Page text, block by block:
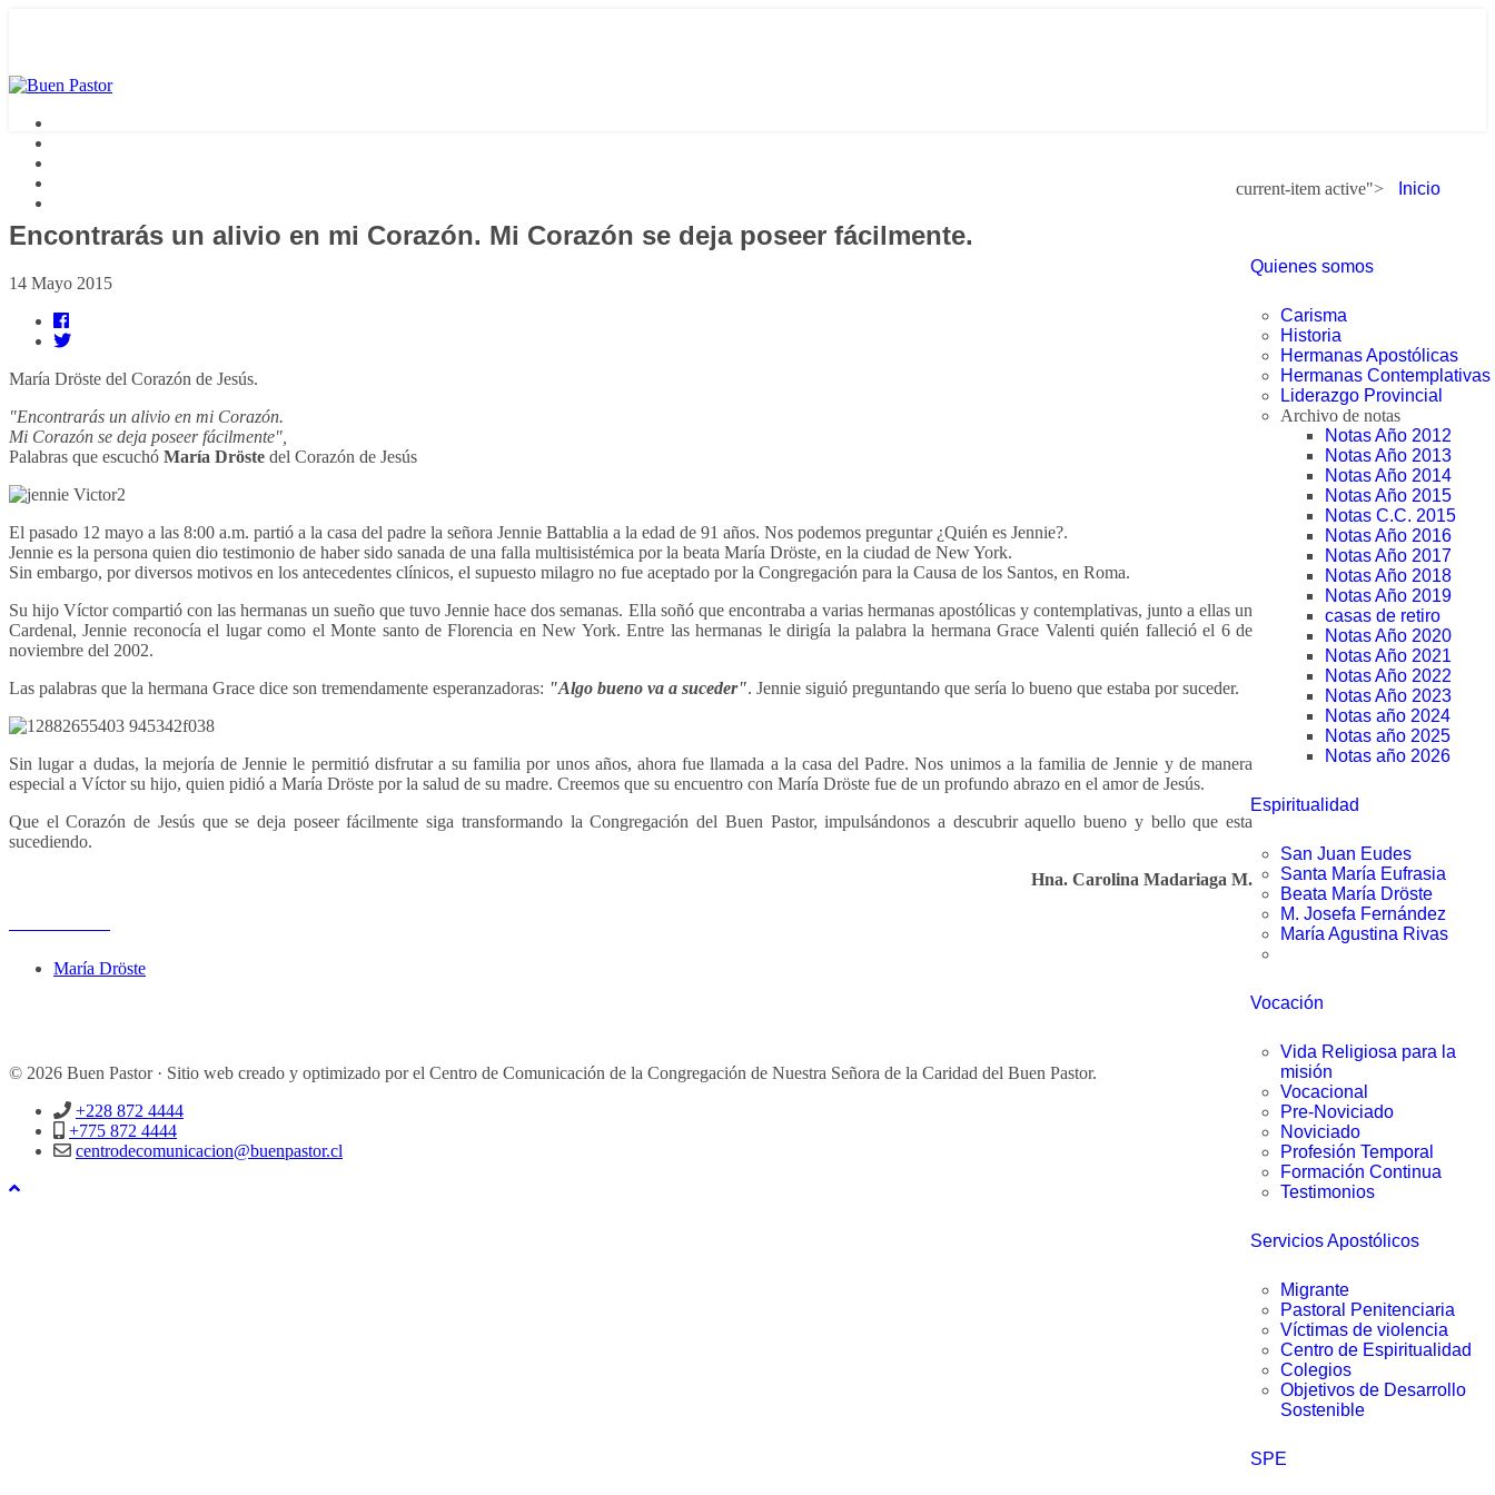
current-item active"> Inicio
Quienes somos
Carisma
Historia
Hermanas Apostólicas
Hermanas Contemplativas
Liderazgo Provincial
Archivo de notas
Notas Año 2012
Notas Año 2013
Notas Año 2014
Notas Año 2015
Notas C.C. 2015
Notas Año 2016
Notas Año 2017
Notas Año 2018
Notas Año 2019
casas de retiro
Notas Año 2020
Notas Año 2021
Notas Año 2022
Notas Año 2023
Notas año 2024
Notas año 2025
Notas año 2026
Espiritualidad
San Juan Eudes
Santa María Eufrasia
Beata María Dröste
M. Josefa Fernández
María Agustina Rivas
Vocación
Vida Religiosa para la
misión
Vocacional
Pre-Noviciado
Noviciado
Profesión Temporal
Formación Continua
Testimonios
Servicios Apostólicos
Migrante
Pastoral Penitenciaria
Víctimas de violencia
Centro de Espiritualidad
Colegios
Objetivos de Desarrollo
Sostenible
SPE
Encontrarás un alivio en mi Corazón. Mi Corazón se deja poseer fácilmente.
14 Mayo 2015
María Dröste del Corazón de Jesús.
"Encontrarás un alivio en mi Corazón.
Mi Corazón se deja poseer fácilmente",
Palabras que escuchó María Dröste del Corazón de Jesús
El pasado 12 mayo a las 8:00 a.m. partió a la casa del padre la señora Jennie Battablia a la edad de 91 años. Nos podemos preguntar ¿Quién es Jennie?.
Jennie es la persona quien dio testimonio de haber sido sanada de una falla multisistémica por la beata María Dröste, en la ciudad de New York.
Sin embargo, por diversos motivos en los antecedentes clínicos, el supuesto milagro no fue aceptado por la Congregación para la Causa de los Santos, en Roma.
Su hijo Víctor compartió con las hermanas un sueño que tuvo Jennie hace dos semanas. Ella soñó que encontraba a varias hermanas apostólicas y contemplativas, junto a ellas un
Cardenal, Jennie reconocía el lugar como el Monte santo de Florencia en New York. Entre las hermanas le dirigía la palabra la hermana Grace Valenti quién falleció el 6 de
noviembre del 2002.
Las palabras que la hermana Grace dice son tremendamente esperanzadoras: "Algo bueno va a suceder". Jennie siguió preguntando que sería lo bueno que estaba por suceder.
Sin lugar a dudas, la mejoría de Jennie le permitió disfrutar a su familia por unos años, ahora fue llamada a la casa del Padre. Nos unimos a la familia de Jennie y de manera
especial a Víctor su hijo, quien pidió a María Dröste por la salud de su madre. Creemos que su encuentro con María Dröste fue de un profundo abrazo en el amor de Jesús.
Que el Corazón de Jesús que se deja poseer fácilmente siga transformando la Congregación del Buen Pastor, impulsándonos a descubrir aquello bueno y bello que esta
sucediendo.
Hna. Carolina Madariaga M.
María Dröste
© 2026 Buen Pastor · Sitio web creado y optimizado por el Centro de Comunicación de la Congregación de Nuestra Señora de la Caridad del Buen Pastor.
+228 872 4444
+775 872 4444
centrodecomunicacion@buenpastor.cl